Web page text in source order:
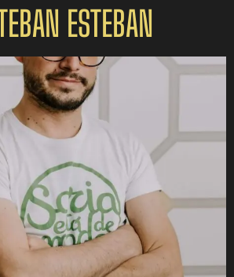
ESTEBAN